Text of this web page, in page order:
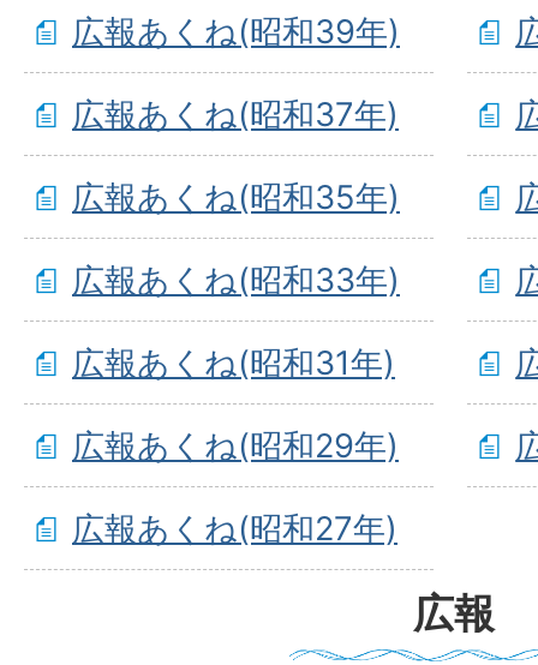
広報あくね(昭和39年)
広報あくね(昭和37年)
広報あくね(昭和35年)
広報あくね(昭和33年)
広報あくね(昭和31年)
広報あくね(昭和29年)
広報あくね(昭和27年)
広報